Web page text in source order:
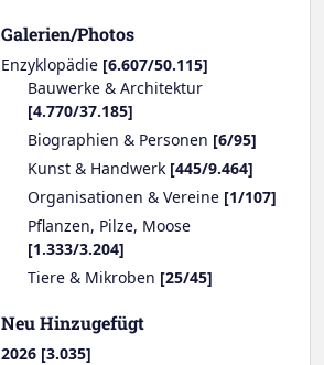
Galerien/Photos
Enzyklopädie [6.607/50.115]
Bauwerke & Architektur
[4.770/37.185]
Biographien & Personen [6/95]
Kunst & Handwerk [445/9.464]
Organisationen & Vereine [1/107]
Pflanzen, Pilze, Moose
[1.333/3.204]
Tiere & Mikroben [25/45]
Neu Hinzugefügt
2026 [3.035]